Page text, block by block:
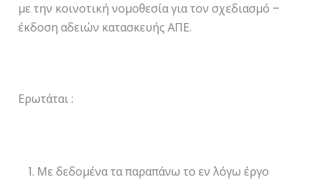
με την κοινοτική νομοθεσία για τον σχεδιασμό –
έκδοση αδειών κατασκευής ΑΠΕ.
Ερωτάται :
Με δεδομένα τα παραπάνω το εν λόγω έργο